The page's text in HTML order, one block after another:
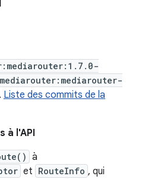
. Liste des commits de la
à l'API
à
et RouteInfo , qui